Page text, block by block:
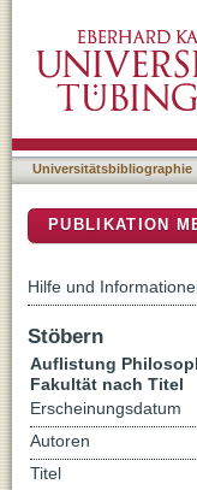
Universitätsbibliographie
PUBLIKATION
Hilfe und
Stöbern
Auflistung
Fakultät nach Titel
Erscheinungsdatum
Autoren
Titel